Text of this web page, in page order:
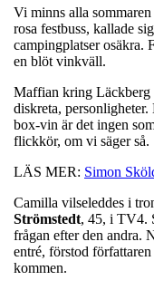
Vi minns alla
rosa festbuss, kallade
campingplatser osäkra.
en blöt vinkväll.
Maffian kring Läckberg
diskreta,
box-vin är det ingen
flickkör, om vi säger så.
LÄS MER: Simon
Camilla vilseleddes i
Strömstedt, 45, i TV4.
frågan efter den andra.
entré, förstod
kommen.